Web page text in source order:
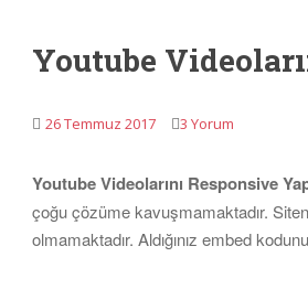
Youtube
26 Temmuz 2017 3 Yorum
Youtube Videolarını Responsive
çoğu çözüme kavuşmamaktadır.
olmamaktadır. Aldığınız embed